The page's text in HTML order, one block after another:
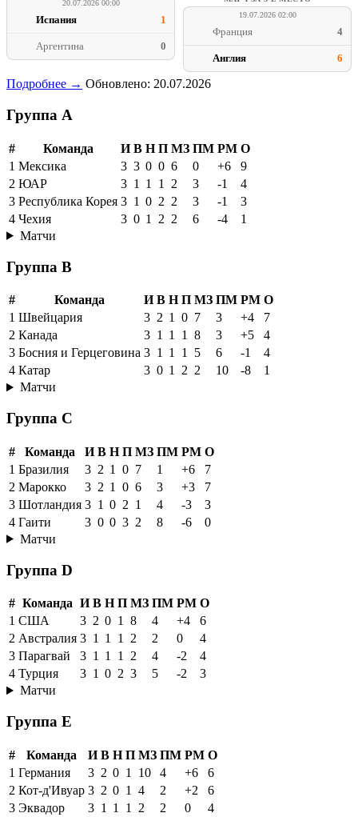
20.07.2026 00:00
Испания 1
Аргентина 0
19.07.2026 02:00
Франция 4
Англия 6
Подробнее → Обновлено: 20.07.2026
Группа A
# Команда И В Н П МЗ ПМ РМ О
1 Мексика 3 3 0 0 6 0 +6
9
2 ЮАР 3 1 1 1 2 3 -1
4
3 Республика Корея 3 1 0 2 2 3 -1
3
4 Чехия 3 0 1 2 2 6 -4
1
Матчи
Группа B
# Команда И В Н П МЗ ПМ РМ О
1 Швейцария 3 2 1 0 7 3 +4
7
2 Канада 3 1 1 1 8 3 +5
4
3 Босния и Герцеговина 3 1 1 1 5 6 -1
4
4 Катар 3 0 1 2 2 10 -8
1
Матчи
Группа C
# Команда И В Н П МЗ ПМ РМ О
1 Бразилия 3 2 1 0 7 1 +6
7
2 Марокко 3 2 1 0 6 3 +3
7
3 Шотландия 3 1 0 2 1 4 -3
3
4 Гаити 3 0 0 3 2 8 -6
0
Матчи
Группа D
# Команда И В Н П МЗ ПМ РМ О
1 США 3 2 0 1 8 4 +4
6
2 Австралия 3 1 1 1 2 2 0
4
3 Парагвай 3 1 1 1 2 4 -2
4
4 Турция 3 1 0 2 3 5 -2
3
Матчи
Группа E
# Команда И В Н П МЗ ПМ РМ О
1 Германия 3 2 0 1 10 4 +6
6
2 Кот-д'Ивуар 3 2 0 1 4 2 +2
6
3 Эквадор 3 1 1 1 2 2 0
4